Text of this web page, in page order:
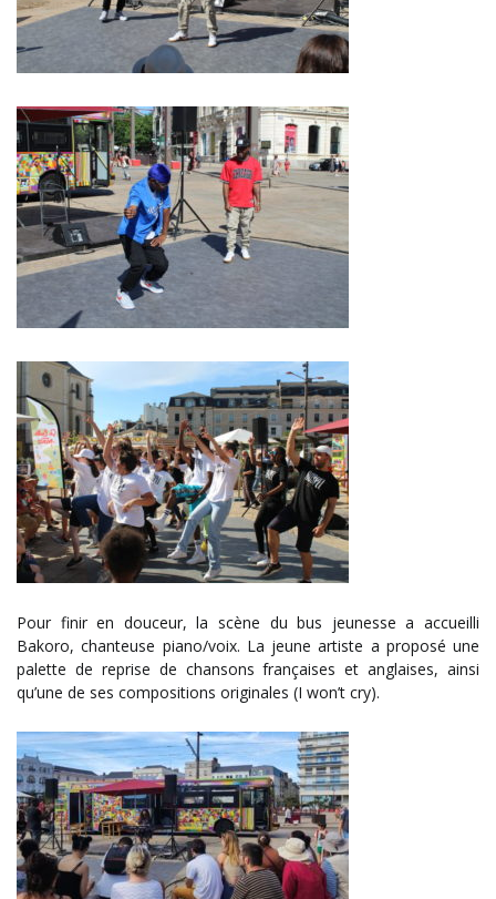
Pour finir en douceur, la scène du bus jeunesse a accueilli
Bakoro, chanteuse piano/voix. La jeune artiste a proposé une
palette de reprise de chansons françaises et anglaises, ainsi
qu’une de ses compositions originales (I won’t cry).